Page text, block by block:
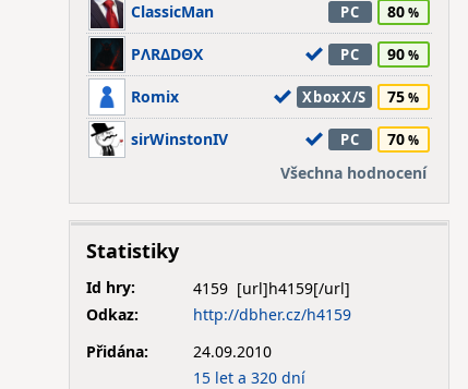
ClassicMan PC 80
PΛRΔDΘX PC 90
Romix XboxX/S 75
sirWinstonIV PC
70
Všechna hodnocení
Statistiky
Id hry:
4159
Odkaz:
http://dbher.cz/h4159
Přidána:
24.09.2010
15 let a 320 dní